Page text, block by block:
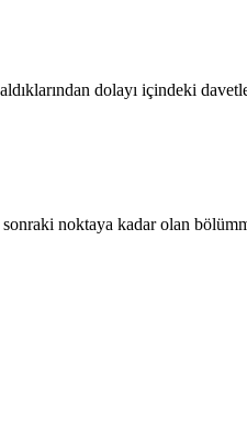
dolayı içindeki
noktaya kadar olan